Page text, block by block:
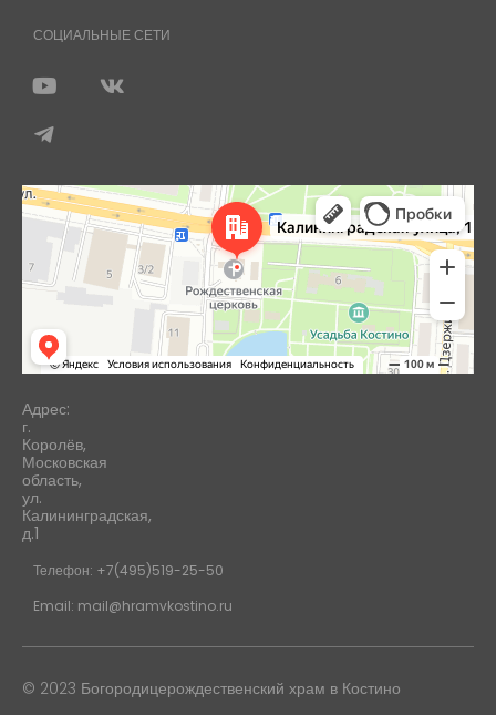
СОЦИАЛЬНЫЕ СЕТИ
Королёв
Яндекс Карты — транспорт, навигация, поиск мест
Адрес:
г.
Королёв,
Московская
область,
ул.
Калининградская,
д.1
Телефон: +7(495)519-25-50
Email: mail@hramvkostino.ru
© 2023 Богородицерождественский храм в Костино